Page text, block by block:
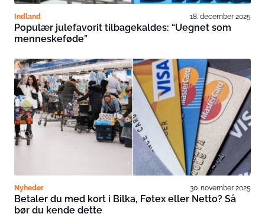
Indland 18. december 2025
Populær julefavorit tilbagekaldes: “Uegnet som
menneskeføde”
Nyheder 30. november 2025
Betaler du med kort i Bilka, Føtex eller Netto? Så
bør du kende dette